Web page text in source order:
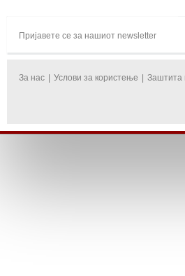
Пријавете се за нашиот newsletter
За нас Услови за користење Заштита